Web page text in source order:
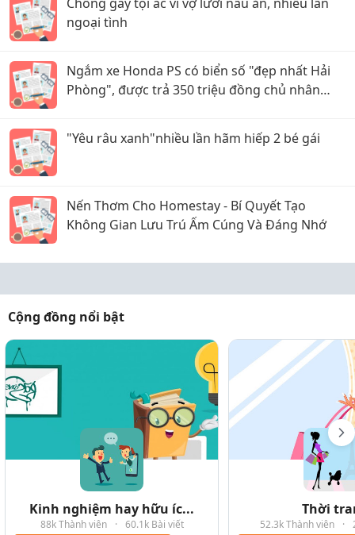
ngoại tình
Ngắm xe Honda PS có biển số "đẹp nhất Hải
Phòng", được trả 350 triệu đồng chủ nhân
"Yêu râu xanh"nhiều lần hãm hiếp 2 bé gái
Nến Thơm Cho Homestay - Bí Quyết Tạo
Không Gian Lưu Trú Ấm Cúng Và Đáng Nhớ
Cộng đồng nổi bật
Kinh nghiệm hay hữu íc...
88k Thành viên · 60.1k Bài viết
Thời
52.3k Thành viên ·